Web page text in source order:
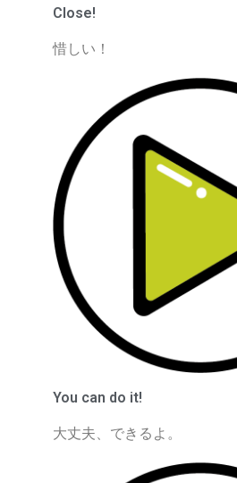
Close!
惜しい！
You can do it!
大丈夫、できるよ。